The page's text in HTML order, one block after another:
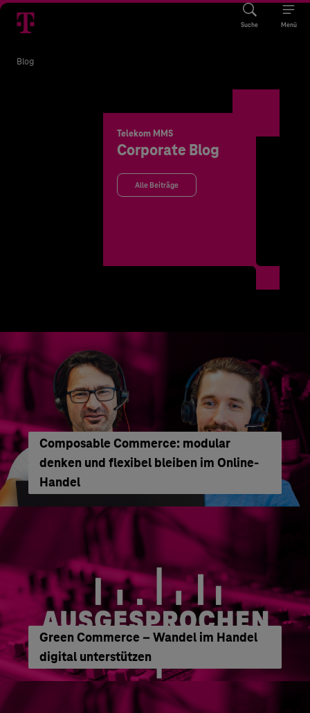
Suche Menü
Blog
Telekom MMS
Corporate Blog
Alle Beiträge
Composable Commerce: modular
denken und flexibel bleiben im Online-
Handel
Green Commerce – Wandel im Handel
digital unterstützen